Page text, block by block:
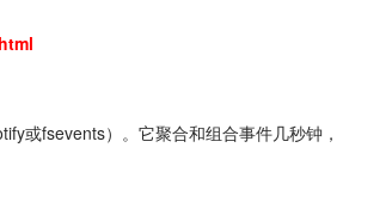
或fsevents）。它聚合和组合事件几秒钟，